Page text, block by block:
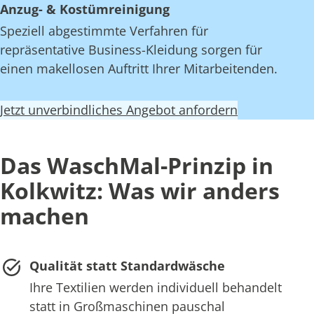
Anzug- & Kostümreinigung
Speziell abgestimmte Verfahren für
repräsentative Business-Kleidung sorgen für
einen makellosen Auftritt Ihrer Mitarbeitenden.
Jetzt unverbindliches Angebot anfordern
Das WaschMal-Prinzip in
Kolkwitz: Was wir anders
machen
Qualität statt Standardwäsche
Ihre Textilien werden individuell behandelt
statt in Großmaschinen pauschal